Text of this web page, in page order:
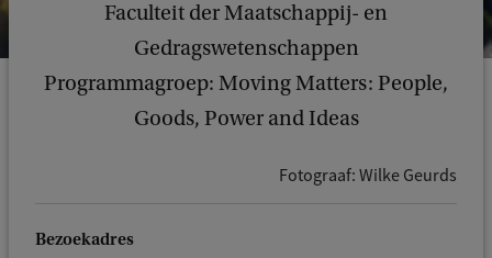
Faculteit der Maatschappij- en
Gedragswetenschappen
Programmagroep: Moving Matters: People,
Goods, Power and Ideas
Fotograaf: Wilke Geurds
Bezoekadres